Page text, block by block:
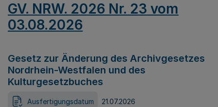
GV. NRW. 2026 Nr. 23 vom
03.08.2026
Gesetz zur Änderung des Archivgesetzes
Nordrhein-Westfalen und des
Kulturgesetzbuches
Ausfertigungsdatum 21.07.2026